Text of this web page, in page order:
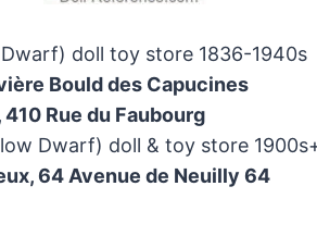
doll toy store 1836-1940s
Bould des Capucines
Rue du Faubourg
Dwarf) doll & toy store
64 Avenue de Neuilly 64